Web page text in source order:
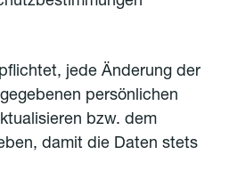
jede Änderung der
persönlichen
bzw. dem
damit die Daten stets